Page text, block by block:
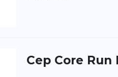
Cep Core Run